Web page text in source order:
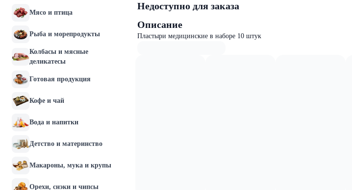
Мясо и птица
Рыба и морепродукты
Колбасы и мясные
деликатесы
Готовая продукция
Кофе и чай
Вода и напитки
Детство и материнство
Макароны, мука и крупы
Орехи, снэки и чипсы
Недоступно для заказа
Описание
Пластыри медицинские в наборе 10 штук